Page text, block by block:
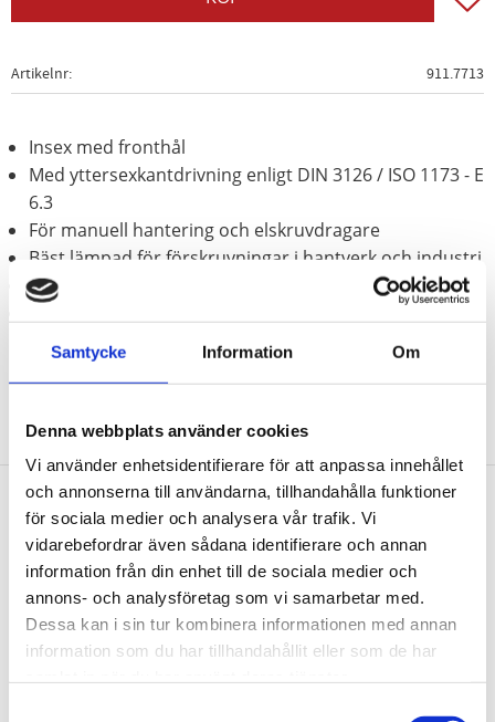
Samtycke Information Om
Denna webbplats använder cookies
Vi använder enhetsidentifierare för att anpassa innehållet
och annonserna till användarna, tillhandahålla funktioner
för sociala medier och analysera vår trafik. Vi
vidarebefordrar även sådana identifierare och annan
information från din enhet till de sociala medier och
annons- och analysföretag som vi samarbetar med.
Dessa kan i sin tur kombinera informationen med annan
information som du har tillhandahållit eller som de har
Artikelnr 911.7713
Insex med fronthål
Med yttersexkantdrivning enligt DIN 3126 / ISO 1173 - E
6.3
För manuell hantering och elskruvdragare
Bäst lämpad för förskruvningar i hantverk och industri
Förnicklad
Nyhetsbrev
PRENUMERERA